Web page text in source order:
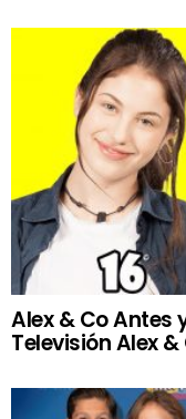
Alex & Co Antes
Televisión Alex &